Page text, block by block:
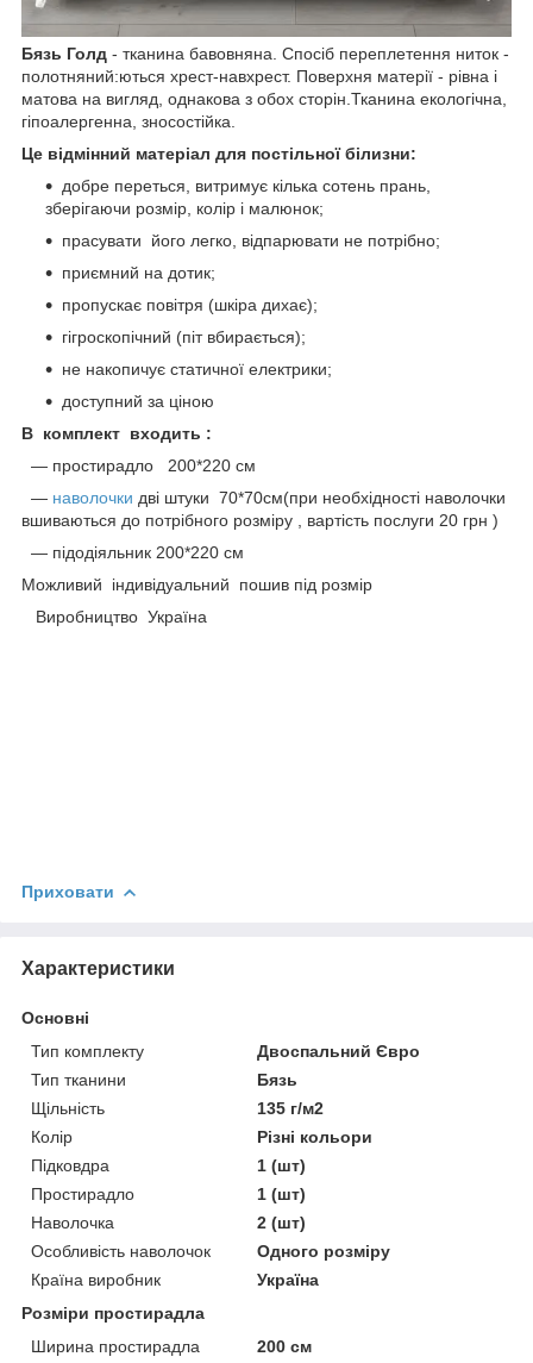
Бязь Голд - тканина бавовняна. Спосіб переплетення ниток -
полотняний:ються хрест-навхрест. Поверхня матерії - рівна і
матова на вигляд, однакова з обох сторін.Тканина екологічна,
гіпоалергенна, зносостійка.
Це відмінний матеріал для постільної білизни:
добре переться, витримує кілька сотень прань,
зберігаючи розмір, колір і малюнок;
прасувати його легко, відпарювати не потрібно;
приємний на дотик;
пропускає повітря (шкіра дихає);
гігроскопічний (піт вбирається);
не накопичує статичної електрики;
доступний за ціною
В комплект входить :
― простирадло 200*220 см
― наволочки дві штуки 70*70см(при необхідності наволочки
вшиваються до потрібного розміру , вартість послуги 20 грн )
― підодіяльник 200*220 см
Можливий індивідуальний пошив під розмір
Виробництво Україна
Приховати
Характеристики
Основні
Тип комплекту
Двоспальний Євро
Тип тканини
Бязь
Щільність
135 г/м2
Колір
Різні кольори
Підковдра
1 (шт)
Простирадло
1 (шт)
Наволочка
2 (шт)
Особливість наволочок
Одного розміру
Країна виробник
Україна
Розміри простирадла
Ширина простирадла
200 см